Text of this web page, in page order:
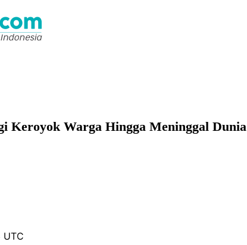
Keroyok Warga Hingga Meninggal Dunia